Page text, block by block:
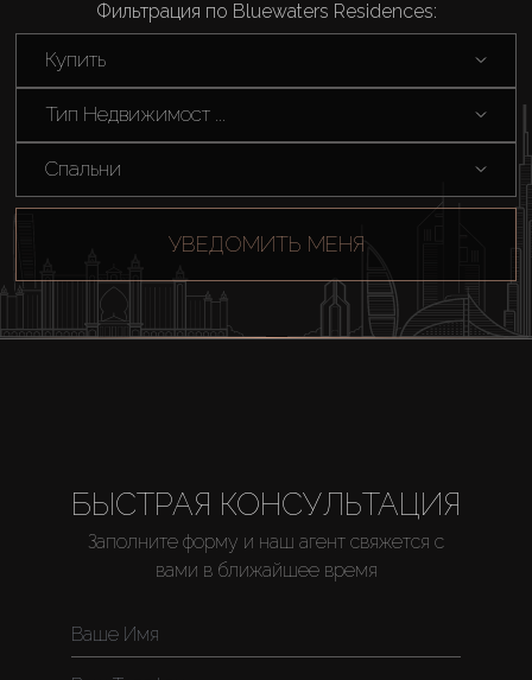
Фильтрация по Bluewaters Residences:
Купить
Тип Недвижимост ...
Спальни
УВЕДОМИТЬ МЕНЯ
БЫСТРАЯ КОНСУЛЬТАЦИЯ
Заполните форму и наш агент свяжется с
вами в ближайшее время